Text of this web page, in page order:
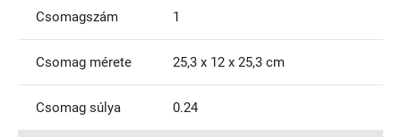
Csomagszám 1
Csomag mérete 25,3 x 12 x 25,3 cm
Csomag súlya 0.24